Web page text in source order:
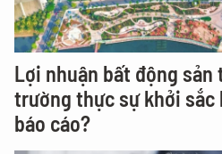
Lợi nhuận bất động sản
trường thực sự khởi sắc
báo cáo?